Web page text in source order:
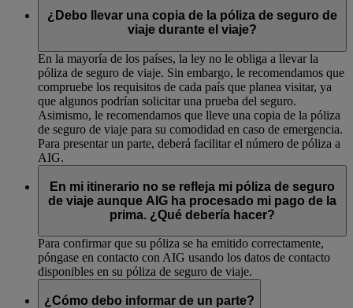
¿Debo llevar una copia de la póliza de seguro de
viaje durante el viaje?
En la mayoría de los países, la ley no le obliga a llevar la
póliza de seguro de viaje. Sin embargo, le recomendamos que
compruebe los requisitos de cada país que planea visitar, ya
que algunos podrían solicitar una prueba del seguro.
Asimismo, le recomendamos que lleve una copia de la póliza
de seguro de viaje para su comodidad en caso de emergencia.
Para presentar un parte, deberá facilitar el número de póliza a
AIG.
En mi itinerario no se refleja mi póliza de seguro
de viaje aunque AIG ha procesado mi pago de la
prima. ¿Qué debería hacer?
Para confirmar que su póliza se ha emitido correctamente,
póngase en contacto con AIG usando los datos de contacto
disponibles en su póliza de seguro de viaje.
¿Cómo debo informar de un parte?